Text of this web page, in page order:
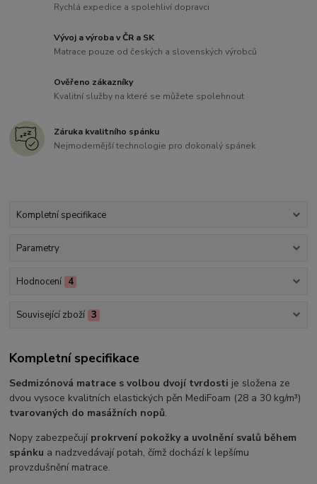
Rychlá expedice a spolehliví dopravci
Vývoj a výroba v ČR a SK
Matrace pouze od českých a slovenských výrobců
Ověřeno zákazníky
Kvalitní služby na které se můžete spolehnout
Záruka kvalitního spánku
Nejmodernější technologie pro dokonalý spánek
Kompletní specifikace
Parametry
Hodnocení 4
Související zboží 3
Kompletní specifikace
Sedmizónová matrace s volbou dvojí tvrdosti je složena ze
dvou vysoce kvalitních elastických pěn MediFoam (28 a 30 kg/m³)
tvarovaných do masážních nopů.
Nopy zabezpečují prokrvení pokožky a uvolnění svalů během
spánku a nadzvedávají potah, čímž dochází k lepšímu
provzdušnění matrace.